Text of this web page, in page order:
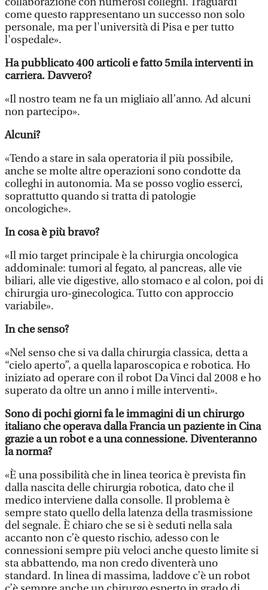
come questo rappresentano un successo non solo
personale, ma per l'università di Pisa e per tutto
l'ospedale».
Ha pubblicato 400 articoli e fatto 5mila interventi in
carriera. Davvero?
«Il nostro team ne fa un migliaio all’anno. Ad alcuni
non partecipo».
Alcuni?
«Tendo a stare in sala operatoria il più possibile,
anche se molte altre operazioni sono condotte da
colleghi in autonomia. Ma se posso voglio esserci,
soprattutto quando si tratta di patologie
oncologiche».
In cosa è più bravo?
«Il mio target principale è la chirurgia oncologica
addominale: tumori al fegato, al pancreas, alle vie
biliari, alle vie digestive, allo stomaco e al colon, poi di
chirurgia uro-ginecologica. Tutto con approccio
variabile».
In che senso?
«Nel senso che si va dalla chirurgia classica, detta a
“cielo aperto”, a quella laparoscopica e robotica. Ho
iniziato ad operare con il robot Da Vinci dal 2008 e ho
superato da oltre un anno i mille interventi».
Sono di pochi giorni fa le immagini di un chirurgo
italiano che operava dalla Francia un paziente in Cina
grazie a un robot e a una connessione. Diventeranno
la norma?
«È una possibilità che in linea teorica è prevista fin
dalla nascita delle chirurgia robotica, dato che il
medico interviene dalla consolle. Il problema è
sempre stato quello della latenza della trasmissione
del segnale. È chiaro che se si è seduti nella sala
accanto non c’è questo rischio, adesso con le
connessioni sempre più veloci anche questo limite si
sta abbattendo, ma non credo diventerà uno
standard. In linea di massima, laddove c’è un robot